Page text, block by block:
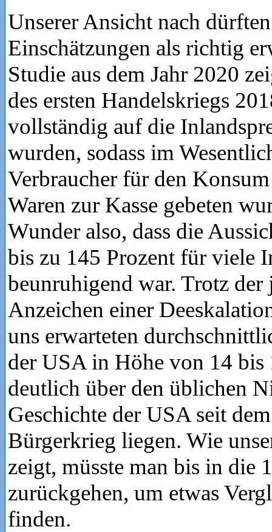
Unserer Ansicht nach
Einschätzungen als richtig
Studie aus dem Jahr 2020
des ersten Handelskriegs
vollständig auf die
wurden, sodass im
Verbraucher für den
Waren zur Kasse gebeten
Wunder also, dass die
bis zu 145 Prozent für viele
beunruhigend war. Trotz der
Anzeichen einer
uns erwarteten
der USA in Höhe von 14 bis
deutlich über den üblichen
Geschichte der USA seit
Bürgerkrieg liegen. Wie
zeigt, müsste man bis in die
zurückgehen, um etwas
finden.